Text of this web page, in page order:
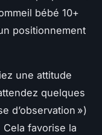
bébé 10+
positionnement
une attitude
quelques
d’observation »)
favorise la